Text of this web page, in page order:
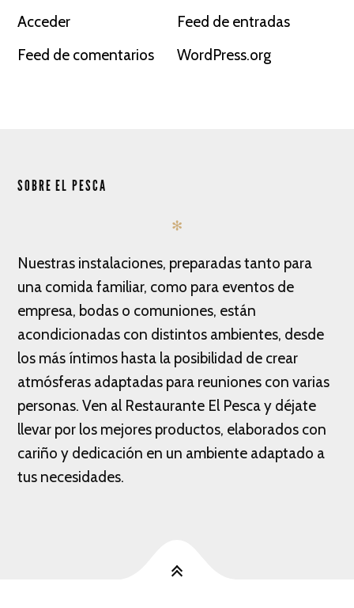
Acceder
Feed de entradas
Feed de comentarios
WordPress.org
SOBRE EL PESCA
✻
Nuestras instalaciones, preparadas tanto para
una comida familiar, como para eventos de
empresa, bodas o comuniones, están
acondicionadas con distintos ambientes, desde
los más íntimos hasta la posibilidad de crear
atmósferas adaptadas para reuniones con varias
personas. Ven al Restaurante El Pesca y déjate
llevar por los mejores productos, elaborados con
cariño y dedicación en un ambiente adaptado a
tus necesidades.